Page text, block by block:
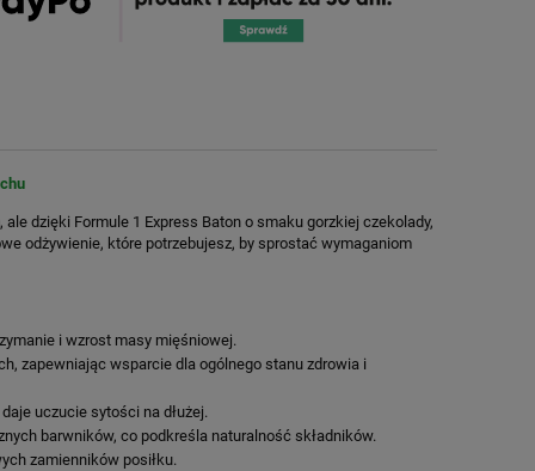
dzięki Formule 1 Express Baton o smaku gorzkiej czekolady,
odżywienie, które potrzebujesz, by sprostać wymaganiom
i wzrost masy mięśniowej.
zapewniając wsparcie dla ogólnego stanu zdrowia i
uczucie sytości na dłużej.
barwników, co podkreśla naturalność składników.
zamienników posiłku.